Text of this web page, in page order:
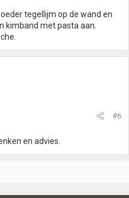
tegellijm op de wand en
kimband met pasta aan.
#6
en advies.